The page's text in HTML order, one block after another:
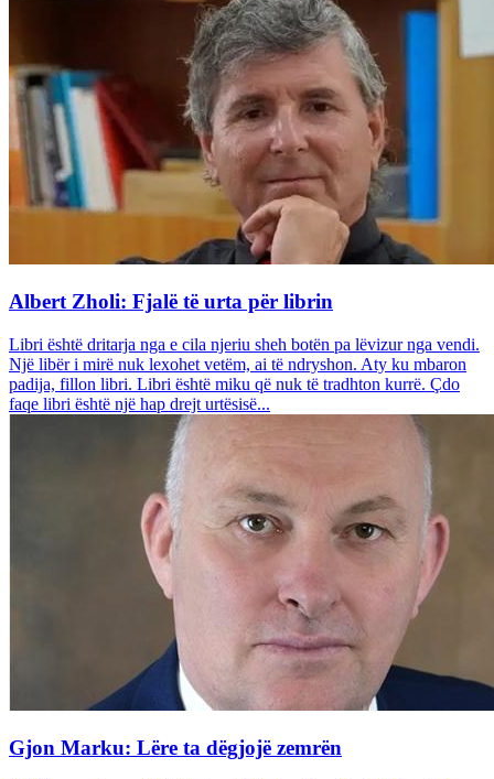
Albert Zholi: Fjalë të urta për librin
Libri është dritarja nga e cila njeriu sheh botën pa lëvizur nga vendi.
Një libër i mirë nuk lexohet vetëm, ai të ndryshon. Aty ku mbaron
padija, fillon libri. Libri është miku që nuk të tradhton kurrë. Çdo
faqe libri është një hap drejt urtësisë...
Gjon Marku: Lëre ta dëgjojë zemrën